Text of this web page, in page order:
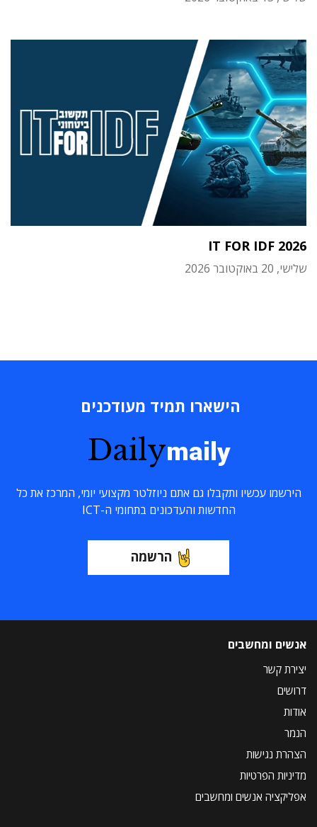
IT FOR IDF 2026
שלישי, 20 באוקטובר 2026
הישארו תמיד מעודכנים
Dailymaily
הירשמו עכשיו ותקבלו גם אתם ניוזלטר מקצועי יומי, המרכז את כל
החדשות והעדכונים בתחומי ה-ICT
הרשמה
אנשים ומחשבים
יצירת קשר
דרושים
אודות
הנמר
הצהרת נגישות
מדיניות הפרטיות
אפליקציה אנשים ומחשבים